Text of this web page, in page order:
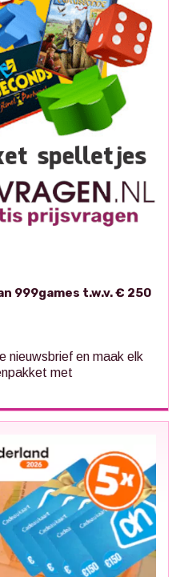
999games t.w.v. € 250
nieuwsbrief en maak elk
met